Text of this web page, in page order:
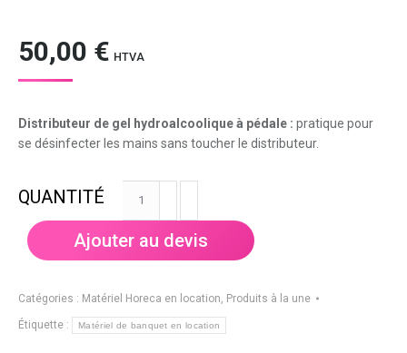
50,00 € HTVA
Distributeur de gel hydroalcoolique à pédale : pratique pour
se désinfecter les mains sans toucher le distributeur.
de
pédale
Ajouter au devis
Catégories : Matériel Horeca en location Produits à la une
Étiquette : Matériel de banquet en location